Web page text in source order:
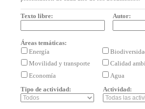
Texto libre: Autor:
Áreas temáticas:
Energía
Movilidad y transporte
Calidad
Economía
Agua
Tipo de actividad:
Actividad: